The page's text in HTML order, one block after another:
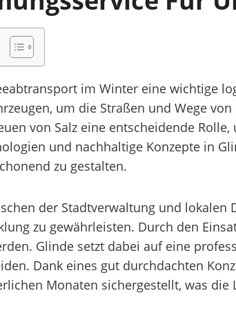
im Winter eine wichtige
um die Straßen und Wege
von Salz eine entscheidende
und nachhaltige Konzepte in
zu gestalten.
der Stadtverwaltung und
zu gewährleisten. Durch den
Glinde setzt dabei auf eine
Dank eines gut durchdachten
Monaten sichergestellt, was